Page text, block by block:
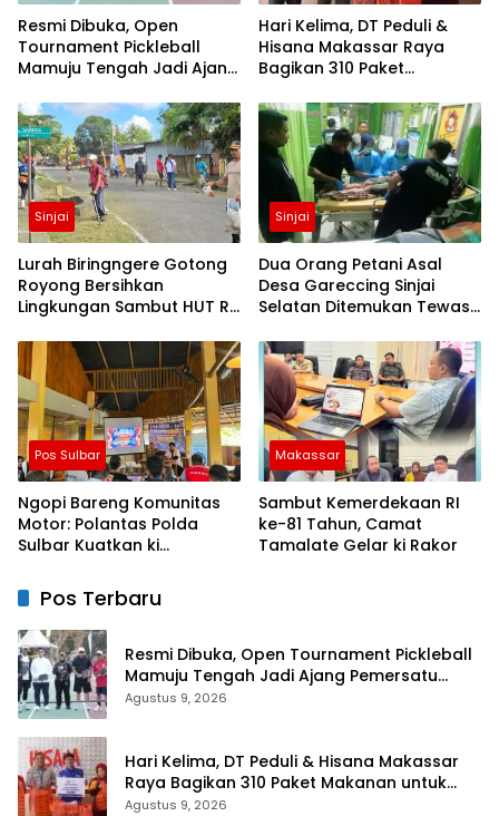
Resmi Dibuka, Open
Tournament Pickleball
Mamuju Tengah Jadi Ajang
Hari Kelima, DT Peduli &
Hisana Makassar Raya
Bagikan 310 Paket
Kebakaran Tallo
Sinjai
Lurah Biringngere Gotong
Royong Bersihkan
Lingkungan Sambut HUT RI
Sinjai
Dua Orang Petani Asal
Desa Gareccing Sinjai
Selatan Ditemukan Tewas,
Kasian”
Pos Sulbar
Ngopi Bareng Komunitas
Motor: Polantas Polda
Sulbar Kuatkan ki
Keselamatan
Makassar
Sambut Kemerdekaan RI
ke-81 Tahun, Camat
Tamalate Gelar ki Rakor
Pos Terbaru
Resmi Dibuka, Open Tournament Pickleball
Mamuju Tengah Jadi Ajang Pemersatu
Antar daerah
Agustus 9, 2026
Hari Kelima, DT Peduli & Hisana Makassar
Raya Bagikan 310 Paket Makanan untuk
Korban Kebakaran Tallo
Agustus 9, 2026